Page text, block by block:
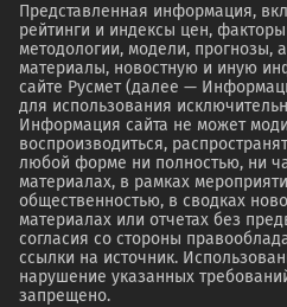
Представленная информация,
рейтинги и индексы цен,
методологии, модели, прогнозы,
материалы, новостную и иную
сайте Русмет (далее —
для использования
Информация сайта не может
воспроизводиться,
любой форме ни полностью, ни
материалах, в рамках
общественностью, в сводках
материалах или отчетах без
согласия со стороны
ссылки на источник.
нарушение указанных
запрещено.